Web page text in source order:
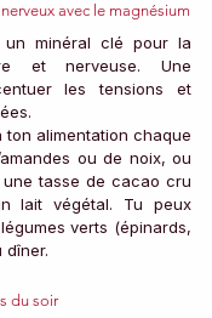
avec le magnésium
un minéral clé pour la
et nerveuse. Une
les tensions et
alimentation chaque
ou de noix, ou
tasse de cacao cru
lait végétal. Tu peux
verts (épinards,
dîner.
du soir